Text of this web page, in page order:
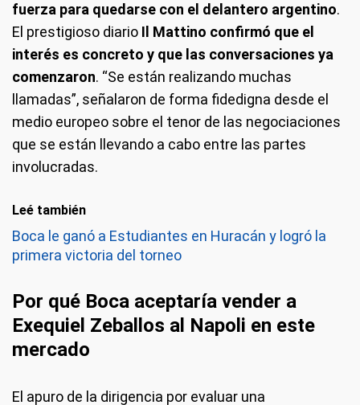
fuerza para quedarse con el delantero argentino.
El prestigioso diario Il Mattino confirmó que el
interés es concreto y que las conversaciones ya
comenzaron. “Se están realizando muchas
llamadas”, señalaron de forma fidedigna desde el
medio europeo sobre el tenor de las negociaciones
que se están llevando a cabo entre las partes
involucradas.
Leé también
Boca le ganó a Estudiantes en Huracán y logró la
primera victoria del torneo
Por qué Boca aceptaría vender a
Exequiel Zeballos al Napoli en este
mercado
El apuro de la dirigencia por evaluar una